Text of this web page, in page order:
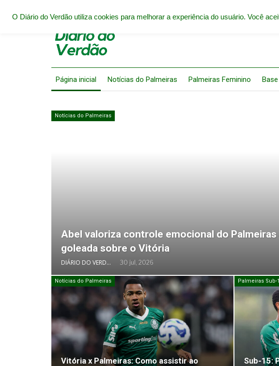
Página inicial Notícias do Palmeiras Palmeiras Feminino Base
Notícias do Palmeiras
Abel valoriza controle emocional do Palmeiras
goleada sobre o Vitória
DIÁRIO DO VERDÃO 30 jul, 2026
Notícias do Palmeiras
Vitória x Palmeiras: Como assistir ao
Palmeiras Sub-
Sub-15:
O Diário do Verdão utiliza cookies para melhorar a experiência do usuário. Você